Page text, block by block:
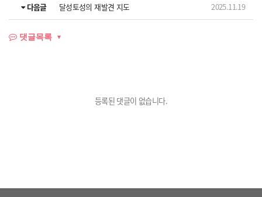
다음글 달성토성의 재발견 지도 2025.11.19
댓글목록
등록된 댓글이 없습니다.